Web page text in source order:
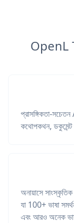
OpenL
প্রাসঙ্গিকতা-
কথোপকথন, ডকুমেন্ট
অনায়াসে
যা 100+ ভাষা
এবং আরও অনেক